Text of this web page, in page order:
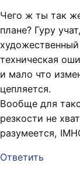
Чего ж ты так
плане? Гуру
техническая
и мало что
цепляется.
Вообще для
резкости не
разумеется,
Ответить